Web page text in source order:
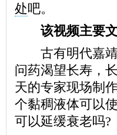
处吧。
该视频主要文
古有明代嘉靖
问药渴望长寿，
天的专家现场制
个黏稠液体可以
可以延缓衰老吗?